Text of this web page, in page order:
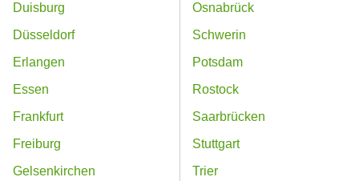
Duisburg
Düsseldorf
Erlangen
Essen
Frankfurt
Freiburg
Gelsenkirchen
Osnabrück
Schwerin
Potsdam
Rostock
Saarbrücken
Stuttgart
Trier